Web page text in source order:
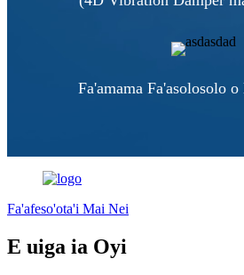
Fa'amama Fa'asolosolo
Fa'afeso'ota'i Mai Nei
E uiga ia Oyi